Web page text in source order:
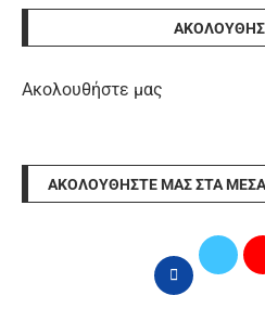
Ακολουθήστε μας
ΑΚΟΛΟΥΘΉΣΤΕ ΜΑΣ ΣΤΑ ΜΈΣΑ